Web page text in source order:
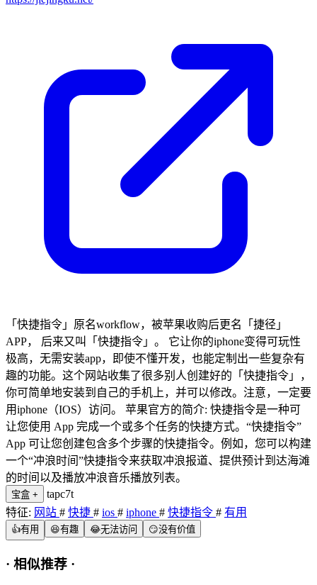
「快捷指令」原名workflow，被苹果收购后更名「捷径」
APP， 后来又叫「快捷指令」。 它让你的iphone变得可玩性
极高，无需安装app，即使不懂开发，也能定制出一些复杂有
趣的功能。这个网站收集了很多别人创建好的「快捷指令」，
你可简单地安装到自己的手机上，并可以修改。注意，一定要
用iphone（IOS）访问。 苹果官方的简介: 快捷指令是一种可
让您使用 App 完成一个或多个任务的快捷方式。“快捷指令”
App 可让您创建包含多个步骤的快捷指令。例如，您可以构建
一个“冲浪时间”快捷指令来获取冲浪报道、提供预计到达海滩
的时间以及播放冲浪音乐播放列表。
宝盒 +
tapc7t
特征: 网站 # 快捷 # ios # iphone # 快捷指令 # 有用
👍有用 😆有趣 😂无法访问 😏没有价值
· 相似推荐 ·